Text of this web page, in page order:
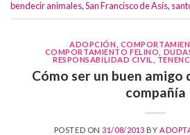
bendecir animales,San Francisco de Asís,
ADOPCIÓN
COMPORTAMIENTO FELINO
RESPONSABILIDAD CIVIL
Cómo ser un buen amigo
compañía
POSTED ON31/08/2013 BY